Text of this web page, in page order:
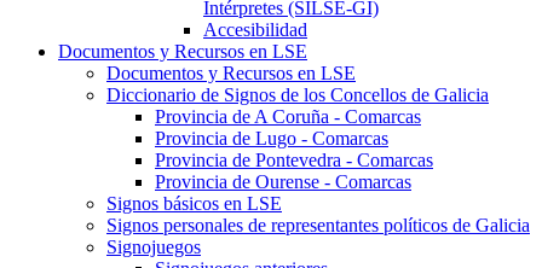
Intérpretes (SILSE-GI)
Accesibilidad
Documentos y Recursos en LSE
Documentos y Recursos en LSE
Diccionario de Signos de los Concellos de Galicia
Provincia de A Coruña - Comarcas
Provincia de Lugo - Comarcas
Provincia de Pontevedra - Comarcas
Provincia de Ourense - Comarcas
Signos básicos en LSE
Signos personales de representantes políticos de Galicia
Signojuegos